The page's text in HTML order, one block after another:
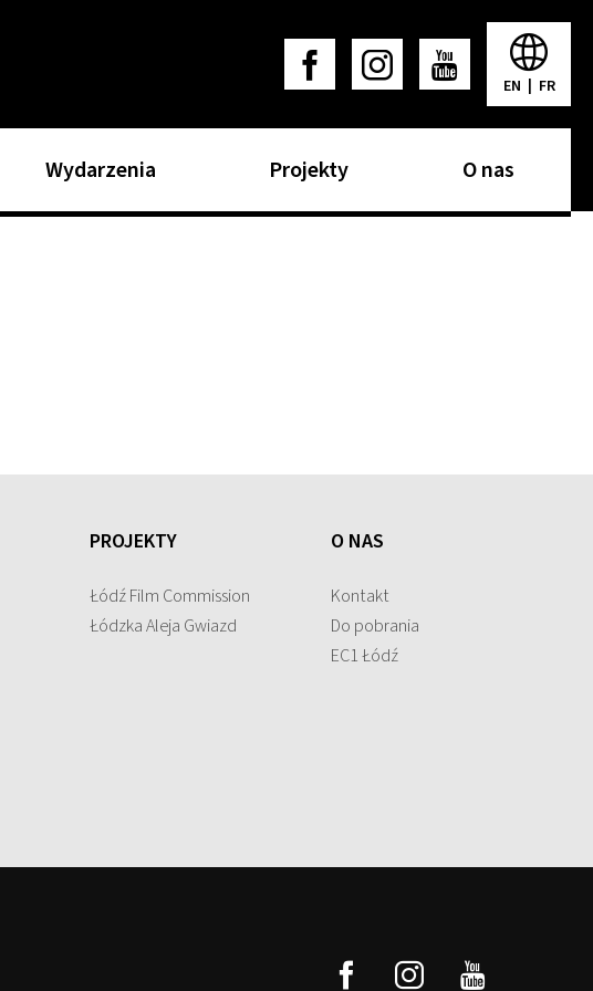
EN FR
Wydarzenia Projekty O nas
PROJEKTY
Łódź Film Commission
Łódzka Aleja Gwiazd
O NAS
Kontakt
Do pobrania
EC1 Łódź